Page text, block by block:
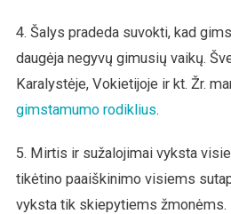
4. Šalys pradeda suvokti, kad
daugėja negyvų gimusių vaikų.
Karalystėje, Vokietijoje ir kt. Žr.
gimstamumo rodiklius.
5. Mirtis ir sužalojimai vyksta
tikėtino paaiškinimo visiems
vyksta tik skiepytiems žmonėms.